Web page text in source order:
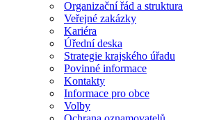
Organizační řád a struktura
Veřejné zakázky
Kariéra
Úřední deska
Strategie krajského úřadu
Povinné informace
Kontakty
Informace pro obce
Volby